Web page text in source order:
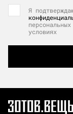
Я
условиях